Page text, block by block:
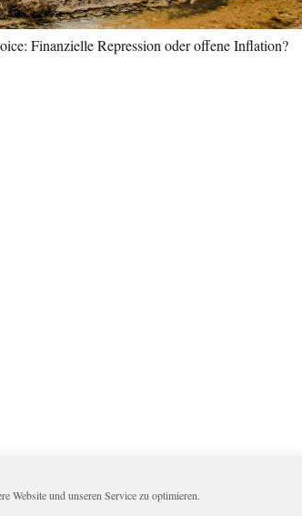
Website und unseren Service zu optimieren.
Finanzielle Repression oder offene Inflation?